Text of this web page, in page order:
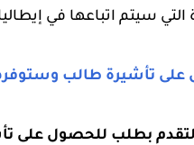
سيتم اتباعها في
على تأشيرة طالب
بطلب للحصول على